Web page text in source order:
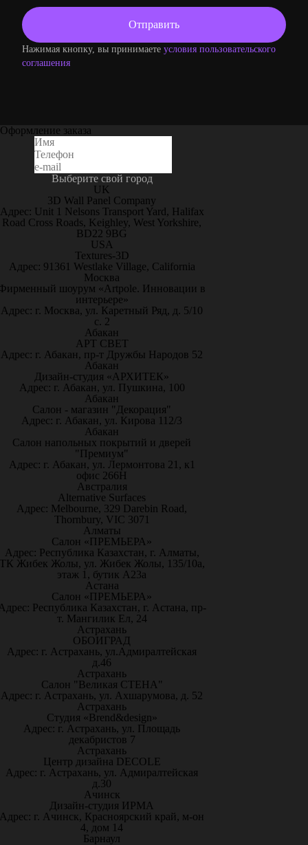
Нажимая кнопку, вы принимаете условия пользовательского
соглашения
Оформление заказа
Выберите свой город
UK
3D Wall Panel Company
Адрес: Unit 1 Nelsons Transport Yard, Halifax
Road Cross Roads, Keighley, West Yorkshire,
BD22 9BG
USA
Textures-3D
Адрес: 91361 Westlake Village, California
Москва
шоурум «Artpole. Инновации в
интерьере»
Адрес: г. Москва, ул. Каретный Ряд, д. 5/10
с. 2
Абакан
АРТ СВЕТ
Адрес: г. Абакан, пр-т Дружбы Народов 52
Абакан
Дизайн-студия «АРХИТЕК»
Адрес: г. Абакан, ул. Пушкина, 100
Абакан
Салон - магазин "Декорация"
Адрес: г. Абакан, ул. Кирова 112/3
Абакан
Салон напольных покрытий и дверей
"Премиум"
Адрес: г. Абакан, ул. Лермонтова 21, к1
офис 266Н
Австралия
Alternative Surfaces
Адрес: Melbourne, 329 Darebin Road,
Thornbury, VIC 3071
Алматы
Салон «ПРЕМЬЕРА»
Адрес: Республика Казахстан, г. Алматы,
Жибек Жолы, ул. Жибек Жолы, 135/10а,
этаж 1, бутик А23а
Астана
Салон «ПРЕМЬЕРА»
Республика Казахстан, г. Астана, пр-
т. Мангилик Ел, 24
Астрахань
ОБОИГРАД
Адрес: г. Астрахань, ул.Адмиралтейская
д.46
Астрахань
Салон "Великая СТЕНА"
Адрес: г. Астрахань, ул. Ахшарумова, д. 52
Астрахань
Студия «Brend&design»
Адрес: г. Астрахань, ул. Площадь
декабристов 7
Астрахань
Центр дизайна DECOLE
Адрес: г. Астрахань, ул. Адмиралтейская
д.30
Ачинск
Дизайн-студия ИРМА
Адрес: г. Ачинск, Красноярский край, м-он
4, дом 14
Барнаул